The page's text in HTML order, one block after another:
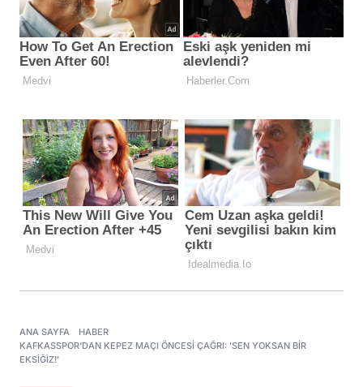
ANA SAYFA
HABER
KAFKASSPOR'DAN KEPEZ MAÇI ÖNCESI ÇAĞRI: 'SEN YOKSAN BIR
EKSIĞIZ!'